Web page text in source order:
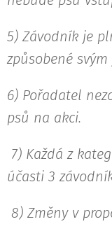
5) Závodník je
způsobené
6) Pořadatel
psů na akci.
7) Každá z
účasti 3
8) Změny v